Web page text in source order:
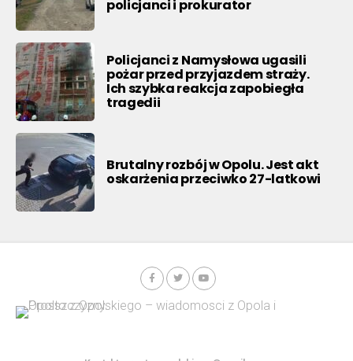
policjanci i prokurator
Policjanci z Namysłowa ugasili
pożar przed przyjazdem straży.
Ich szybka reakcja zapobiegła
tragedii
Brutalny rozbój w Opolu. Jest akt
oskarżenia przeciwko 27-latkowi